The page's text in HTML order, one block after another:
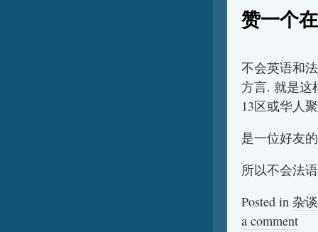
赞一个
不会英语和
方言. 就是这
13区或华人
是一位好友
所以不会法
Posted in 杂谈
a comment